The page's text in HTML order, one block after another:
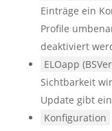
Einträge ein
Profile
deaktiviert
ELOapp
Sichtbarkeit
Update gibt
Konfiguration